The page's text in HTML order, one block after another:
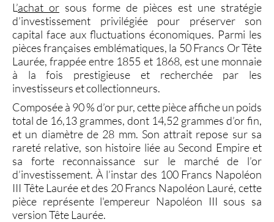
L’achat or sous forme de pièces est une stratégie
d’investissement privilégiée pour préserver son
capital face aux fluctuations économiques. Parmi les
pièces françaises emblématiques, la 50 Francs Or Tête
Laurée, frappée entre 1855 et 1868, est une monnaie
à la fois prestigieuse et recherchée par les
investisseurs et collectionneurs.
Composée à 90 % d’or pur, cette pièce affiche un poids
total de 16,13 grammes, dont 14,52 grammes d’or fin,
et un diamètre de 28 mm. Son attrait repose sur sa
rareté relative, son histoire liée au Second Empire et
sa forte reconnaissance sur le marché de l’or
d’investissement. À l’instar des 100 Francs Napoléon
III Tête Laurée et des 20 Francs Napoléon Lauré, cette
pièce représente l'empereur Napoléon III sous sa
version Tête Laurée.